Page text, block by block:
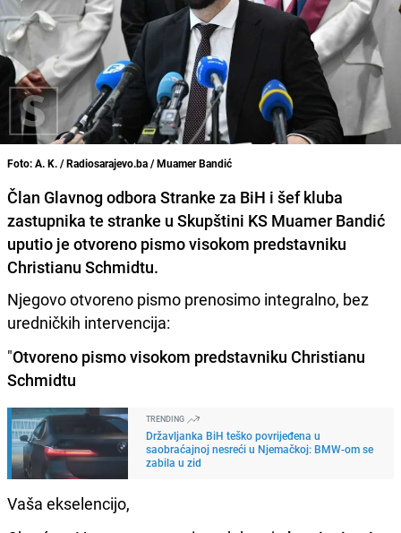
Foto: A. K. / Radiosarajevo.ba / Muamer Bandić
Član Glavnog odbora Stranke za BiH i šef kluba
zastupnika te stranke u Skupštini KS Muamer Bandić
uputio je otvoreno pismo visokom predstavniku
Christianu Schmidtu.
Njegovo otvoreno pismo prenosimo integralno, bez
uredničkih intervencija:
"Otvoreno pismo visokom predstavniku Christianu
Schmidtu
TRENDING
Državljanka BiH teško povrijeđena u
saobraćajnoj nesreći u Njemačkoj: BMW-om se
zabila u zid
Vaša ekselencijo,